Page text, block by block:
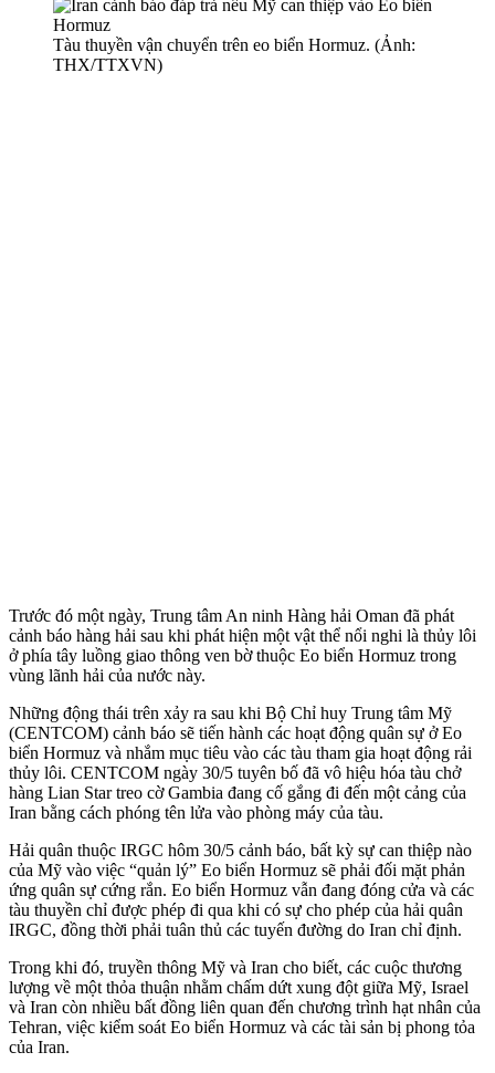
Tàu thuyền vận chuyển trên eo biển Hormuz. (Ảnh:
THX/TTXVN)
Trước đó một ngày, Trung tâm An ninh Hàng hải Oman đã phát
cảnh báo hàng hải sau khi phát hiện một vật thể nổi nghi là thủy lôi
ở phía tây luồng giao thông ven bờ thuộc Eo biển Hormuz trong
vùng lãnh hải của nước này.
Những động thái trên xảy ra sau khi Bộ Chỉ huy Trung tâm Mỹ
(CENTCOM) cảnh báo sẽ tiến hành các hoạt động quân sự ở Eo
biển Hormuz và nhắm mục tiêu vào các tàu tham gia hoạt động rải
thủy lôi. CENTCOM ngày 30/5 tuyên bố đã vô hiệu hóa tàu chở
hàng Lian Star treo cờ Gambia đang cố gắng đi đến một cảng của
Iran bằng cách phóng tên lửa vào phòng máy của tàu.
Hải quân thuộc IRGC hôm 30/5 cảnh báo, bất kỳ sự can thiệp nào
của Mỹ vào việc “quản lý” Eo biển Hormuz sẽ phải đối mặt phản
ứng quân sự cứng rắn. Eo biển Hormuz vẫn đang đóng cửa và các
tàu thuyền chỉ được phép đi qua khi có sự cho phép của hải quân
IRGC, đồng thời phải tuân thủ các tuyến đường do Iran chỉ định.
Trong khi đó, truyền thông Mỹ và Iran cho biết, các cuộc thương
lượng về một thỏa thuận nhằm chấm dứt xung đột giữa Mỹ, Israel
và Iran còn nhiều bất đồng liên quan đến chương trình hạt nhân của
Tehran, việc kiểm soát Eo biển Hormuz và các tài sản bị phong tỏa
của Iran.